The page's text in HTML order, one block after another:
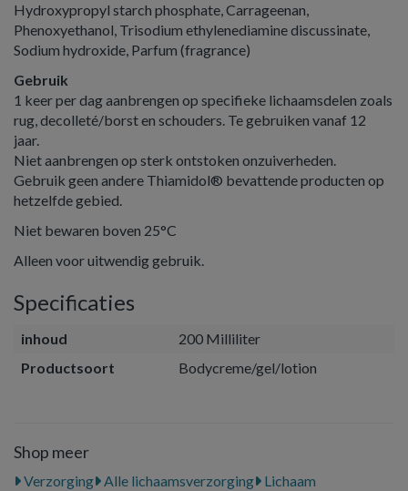
Hydroxypropyl starch phosphate, Carrageenan,
Phenoxyethanol, Trisodium ethylenediamine discussinate,
Sodium hydroxide, Parfum (fragrance)
Gebruik
1 keer per dag aanbrengen op specifieke lichaamsdelen zoals
rug, decolleté/borst en schouders. Te gebruiken vanaf 12
jaar.
Niet aanbrengen op sterk ontstoken onzuiverheden.
Gebruik geen andere Thiamidol® bevattende producten op
hetzelfde gebied.
Niet bewaren boven 25°C
Alleen voor uitwendig gebruik.
Specificaties
inhoud
200 Milliliter
Productsoort
Bodycreme/gel/lotion
Shop meer
Verzorging Alle lichaamsverzorging
Lichaam